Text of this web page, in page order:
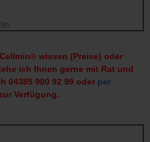
® wissen (Preise) oder
ich Ihnen gerne mit Rat und
04385 900 92 99 oder per
zur Verfügung.